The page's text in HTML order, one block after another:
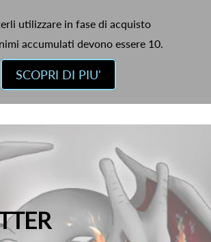
utilizzare in fase di acquisto
accumulati devono essere 10.
SCOPRI DI PIU'